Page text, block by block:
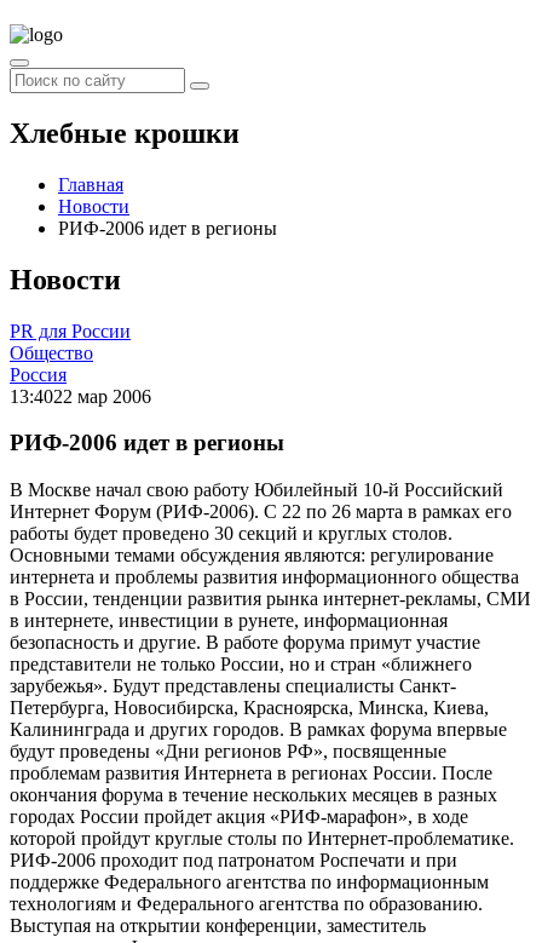
Хлебные крошки
Главная
Новости
РИФ-2006 идет в регионы
Новости
PR для России
Общество
Россия
13:4022 мар 2006
РИФ-2006 идет в регионы
В Москве начал свою работу Юбилейный 10-й Российский
Интернет Форум (РИФ-2006). С 22 по 26 марта в рамках его
работы будет проведено 30 секций и круглых столов.
Основными темами обсуждения являются: регулирование
интернета и проблемы развития информационного общества
в России, тенденции развития рынка интернет-рекламы, СМИ
в интернете, инвестиции в рунете, информационная
безопасность и другие. В работе форума примут участие
представители не только России, но и стран «ближнего
зарубежья». Будут представлены специалисты Санкт-
Петербурга, Новосибирска, Красноярска, Минска, Киева,
Калининграда и других городов. В рамках форума впервые
будут проведены «Дни регионов РФ», посвященные
проблемам развития Интернета в регионах России. После
окончания форума в течение нескольких месяцев в разных
городах России пройдет акция «РИФ-марафон», в ходе
которой пройдут круглые столы по Интернет-проблематике.
РИФ-2006 проходит под патронатом Роспечати и при
поддержке Федерального агентства по информационным
технологиям и Федерального агентства по образованию.
Выступая на открытии конференции, заместитель